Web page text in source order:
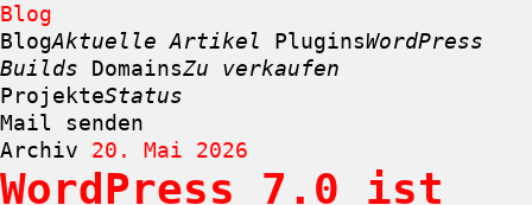
Blog
BlogAktuelle Artikel PluginsWordPress
Builds
DomainsZu verkaufen
ProjekteStatus
Mail senden
Zum
Archiv 20. Mai 2026
WordPress 7.0 ist